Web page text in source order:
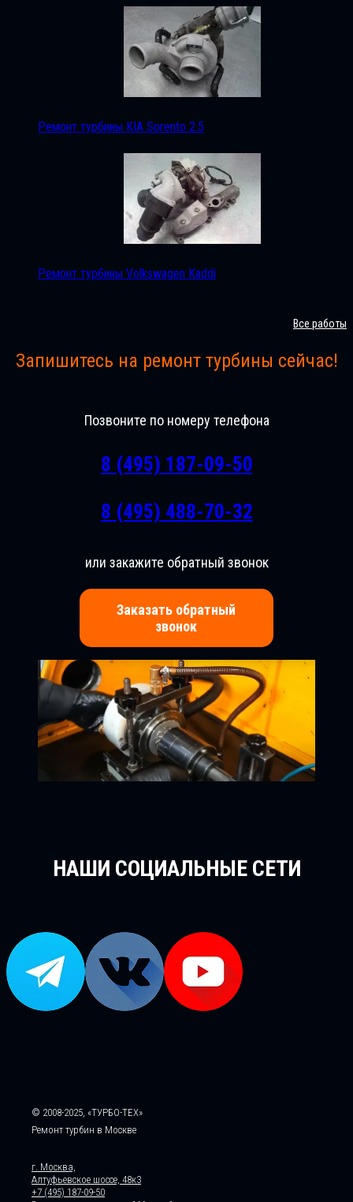
Ремонт турбины KIA Sorento 2.5
Ремонт турбины Volkswagen Kaddi
Все работы
Запишитесь на ремонт турбины сейчас!
Позвоните по номеру телефона
8 (495) 187-09-50
8 (495) 488-70-32
или закажите обратный звонок
Заказать обратный
звонок
НАШИ СОЦИАЛЬНЫЕ СЕТИ
© 2008-2025, «ТУРБО-ТЕХ»
Ремонт турбин в Москве
г. Москва,
Алтуфьевское шоссе, 48к3
+7 (495) 187-09-50